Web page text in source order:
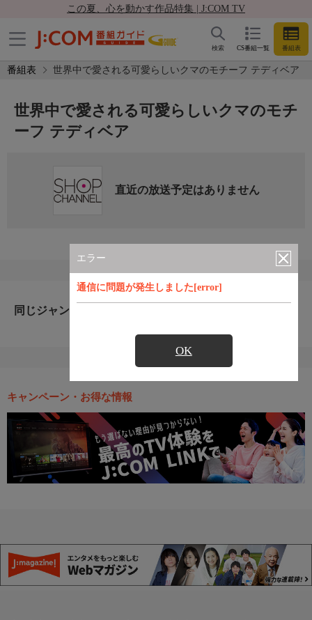
この夏、心を動かす作品特集 | J:COM TV
CS番組一覧 番組表
検索
番組表 世界中で愛される可愛らしいクマのモチーフ テディベア
エラー
通信に問題が発生しました[error]
OK
世界中で愛される可愛らしいクマのモチ
ーフ テディベア
直近の放送予定はありません
同じジャンルのおすすめ番組
キャンペーン・お得な情報